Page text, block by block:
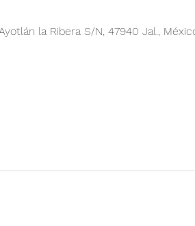
la Ribera S/N, 47940 Jal.,